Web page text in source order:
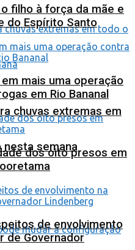
chuvas extremas em
semana
filho à força da mãe e
do Espírito Santo
mais uma operação
em Rio Bananal
dos oito presos em
de envolvimento
de Governador